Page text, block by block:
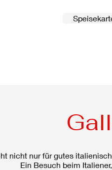
nicht nur für gutes
Ein Besuch beim